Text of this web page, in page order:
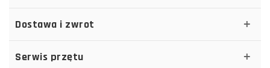
Dostawa i zwrot
Serwis przętu